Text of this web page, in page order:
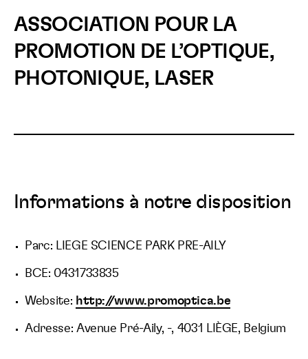
ASSOCIATION POUR LA
PROMOTION DE L’OPTIQUE,
PHOTONIQUE, LASER
Informations à notre disposition
Parc: LIEGE SCIENCE PARK PRE-AILY
BCE: 0431733835
Website: http://www.promoptica.be
Adresse: Avenue Pré-Aily, -, 4031 LIÈGE, Belgium